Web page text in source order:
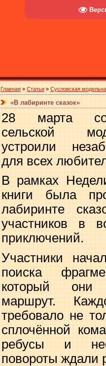
Главная » Статьи » Сусловская
«В лабиринте сказок»
28 марта
сельской
устроили
для всех
В рамках
книги была
лабиринте
участников в
приключений.
Участники
поиска
который они
маршрут.
требовало не
сплочённой
ребусы и
повороты ждали